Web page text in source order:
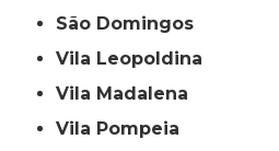
São Domingos
Vila Leopoldina
Vila Madalena
Vila Pompeia